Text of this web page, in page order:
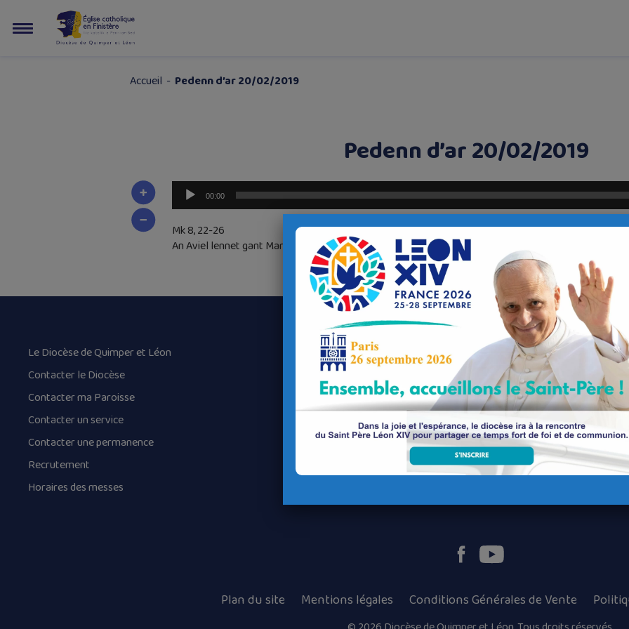
Accueil - Pedenn d’ar 20/02/2019
Pedenn d’ar 20/02/2019
Lecteur
audio
00:00
Mk 8, 22-26
An Aviel lennet gant Mariannic.
Le Diocèse de Quimper et Léon
Contacter le Diocèse
Contacter ma Paroisse
Contacter un service
Contacter une permanence
Recrutement
Horaires des messes
Nos paroisses
Les services diocésains
Les mouvements diocésains
Nous luttons contre la pédophilie
Plan du site Mentions légales Conditions Générales de Vente